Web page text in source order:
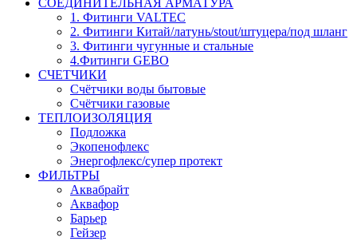
СОЕДИНИТЕЛЬНАЯ АРМАТУРА
1. Фитинги VALTEC
2. Фитинги Китай/латунь/stout/штуцера/под шланг
3. Фитинги чугунные и стальные
4.Фитинги GEBO
СЧЕТЧИКИ
Счётчики воды бытовые
Счётчики газовые
ТЕПЛОИЗОЛЯЦИЯ
Подложка
Экопенофлекс
Энергофлекс/супер протект
ФИЛЬТРЫ
Аквабрайт
Аквафор
Барьер
Гейзер